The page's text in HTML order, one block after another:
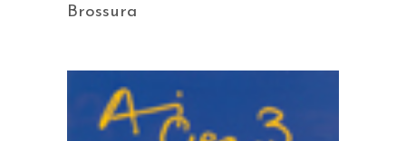
Brossura